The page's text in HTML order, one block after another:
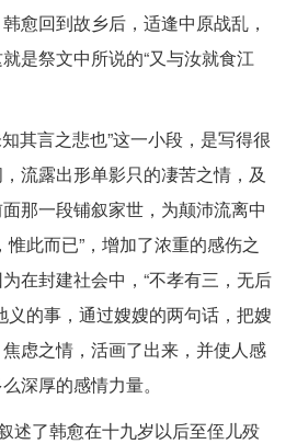
愈回到故乡后，适逢中原战乱，
是祭文中所说的“又与汝就食江
知其言之悲也”这一小段，是写得很
流露出形单影只的凄苦之情，及
那一段铺叙家世，为颠沛流离中
惟此而已”，增加了浓重的感伤之
在封建社会中，“不孝有三，无后
义的事，通过嫂嫂的两句话，把嫂
虑之情，活画了出来，并使人感
深厚的感情力量。
述了韩愈在十九岁以后至侄儿殁